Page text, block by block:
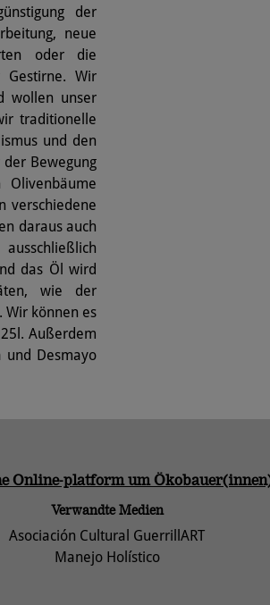
der
neue
oder die
Gestirne. Wir
wollen unser
traditionelle
und den
Bewegung
verschiedene
daraus auch
das Öl wird
wie der
Wir können es
Außerdem
und Desmayo
Online-platform um
Verwandte Medien
Asociación Cultural GuerrillART
Manejo Holístico